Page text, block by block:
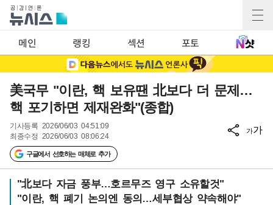
메인 랭킹 섹션 포토
美국무 "이란, 핵 보유땐 北보다 더 문제…
핵 포기하면 제재완화"(종합)
기사등록 2026/06/03 04:51:09
최종수정 2026/06/03 08:06:24
구글에서 선호하는 매체로 추가
가가
"北보다 자금 풍부…호르무즈 영구 소유할것"
"이란, 핵 폐기 논의엔 동의…세부협상 약속해야"